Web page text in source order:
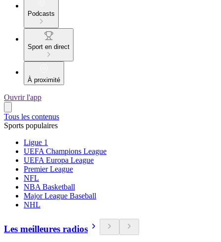
Podcasts
Sport en direct
À proximité
Ouvrir l'app
Tous les contenus
Sports populaires
Ligue 1
UEFA Champions League
UEFA Europa League
Premier League
NFL
NBA Basketball
Major League Baseball
NHL
Les meilleures radios